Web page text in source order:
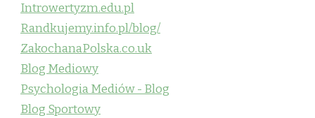
Introwertyzm.edu.pl
Randkujemy.info.pl/blog/
ZakochanaPolska.co.uk
Blog Mediowy
Psychologia Mediów - Blog
Blog Sportowy